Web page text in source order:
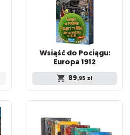
Wsiąść do Pociągu:
Europa 1912
89,95 zł